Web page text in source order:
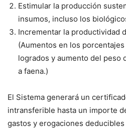
Estimular la producción
insumos, incluso los
Incrementar la productividad
(Aumentos en los
logrados y aumento del peso
a faena.)
El Sistema generará un
intransferible hasta un importe
gastos y erogaciones